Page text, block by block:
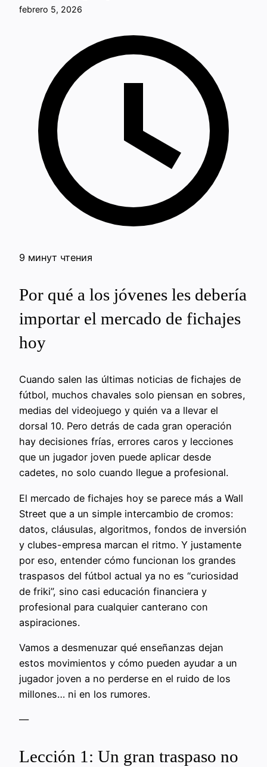
febrero 5, 2026
9 минут чтения
Por qué a los jóvenes les debería
importar el mercado de fichajes
hoy
Cuando salen las últimas noticias de fichajes de
fútbol, muchos chavales solo piensan en sobres,
medias del videojuego y quién va a llevar el
dorsal 10. Pero detrás de cada gran operación
hay decisiones frías, errores caros y lecciones
que un jugador joven puede aplicar desde
cadetes, no solo cuando llegue a profesional.
El mercado de fichajes hoy se parece más a Wall
Street que a un simple intercambio de cromos:
datos, cláusulas, algoritmos, fondos de inversión
y clubes-empresa marcan el ritmo. Y justamente
por eso, entender cómo funcionan los grandes
traspasos del fútbol actual ya no es “curiosidad
de friki”, sino casi educación financiera y
profesional para cualquier canterano con
aspiraciones.
Vamos a desmenuzar qué enseñanzas dejan
estos movimientos y cómo pueden ayudar a un
jugador joven a no perderse en el ruido de los
millones… ni en los rumores.
—
Lección 1: Un gran traspaso no